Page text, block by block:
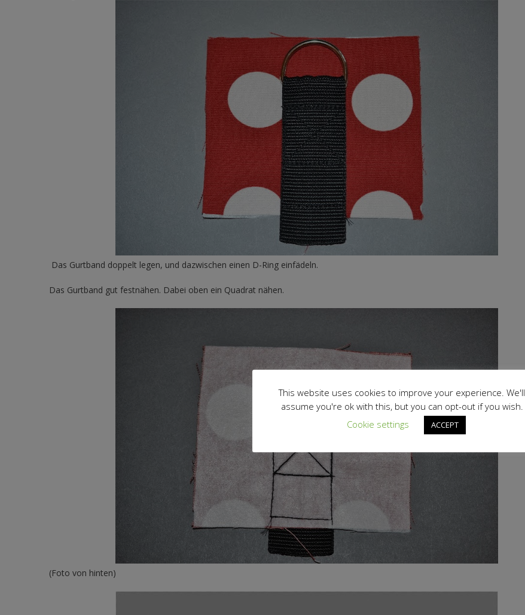
Das Gurtband doppelt legen, und dazwischen einen D-Ring einfädeln.
Das Gurtband gut festnähen. Dabei oben ein Quadrat nähen.
(Foto von hinten)
This website uses cookies to improve your experience. We'll
assume you're ok with this, but you can opt-out if you wish.
Cookie settings
ACCEPT